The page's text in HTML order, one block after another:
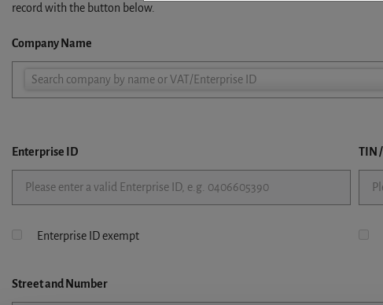
record with the button below.
Company Name
Search company by name or VAT/Enterprise ID
Company
Enterprise ID TIN
Enterprise ID exempt
Streetand Number